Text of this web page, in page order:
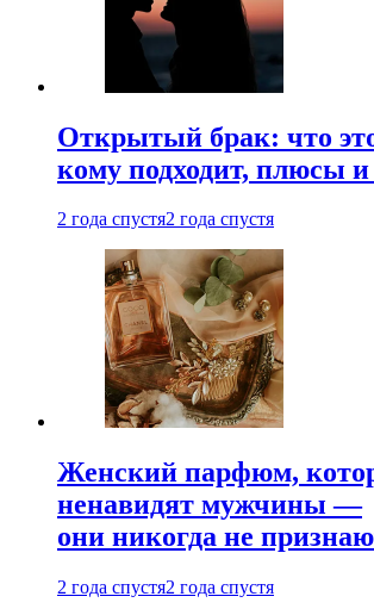
Открытый брак: что
кому подходит, плюсы
2 года спустя2 года спустя
Женский парфюм,
ненавидят мужчины —
они никогда не
2 года спустя2 года спустя